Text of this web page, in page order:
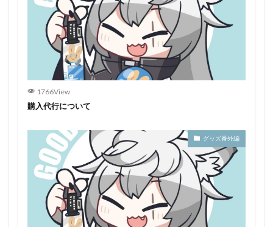
1766View
購入代行について
グッズ番外編